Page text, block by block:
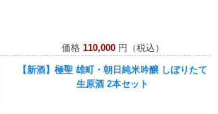
価格 110,000円（税込）
【新酒】極聖 雄町・朝日純米吟醸 しぼりたて
生原酒 2本セット